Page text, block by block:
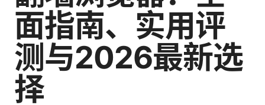
面指南、实用评
测与2026最新选
择